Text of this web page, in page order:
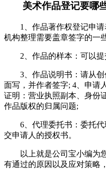
美术作品登记要哪
1、作品著作权登记申
机构整理需要盖章签字的一
2、作品的样本：可以
3、作品说明书：请从
面写，并作者签字; 4、申请
证明：营业执照副本、身份
作品版权的归属问题;
6、代理委托书：委托
交申请人的授权书。
以上就是公司宝小编为
有通过的原因以及应对策略